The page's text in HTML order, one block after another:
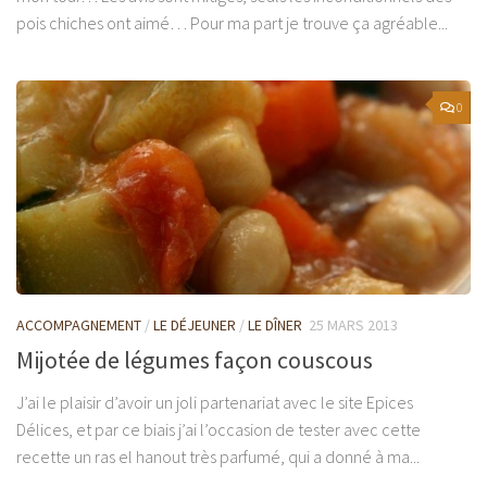
pois chiches ont aimé… Pour ma part je trouve ça agréable...
0
ACCOMPAGNEMENT /LE DÉJEUNER /LE DÎNER 25 MARS 2013
Mijotée de légumes façon couscous
J’ai le plaisir d’avoir un joli partenariat avec le site Epices
Délices, et par ce biais j’ai l’occasion de tester avec cette
recette un ras el hanout très parfumé, qui a donné à ma...